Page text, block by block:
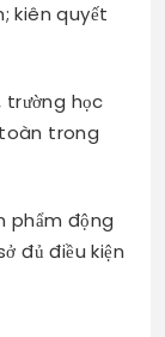
kiên quyết
trường học
trong
phẩm động
đủ điều kiện